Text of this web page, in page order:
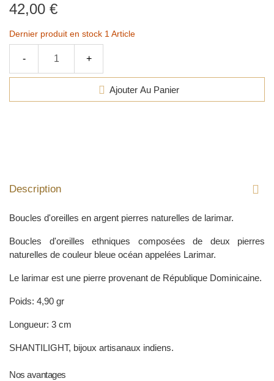
42,00 €
Dernier produit en stock 1 Article
- +
Ajouter Au Panier
Description
Boucles d'oreilles en argent pierres naturelles de larimar.
Boucles d'oreilles ethniques composées de deux pierres
naturelles de couleur bleue océan appelées Larimar.
Le larimar est une pierre provenant de République Dominicaine.
Poids: 4,90 gr
Longueur: 3 cm
SHANTILIGHT, bijoux artisanaux indiens.
Nos avantages